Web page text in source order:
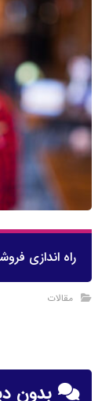
راه اندازی
مقالات
بدون